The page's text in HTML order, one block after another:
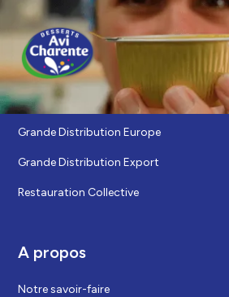
Nos marchés
Grande Distribution Europe
Grande Distribution Export
Restauration Collective
A propos
Notre savoir-faire